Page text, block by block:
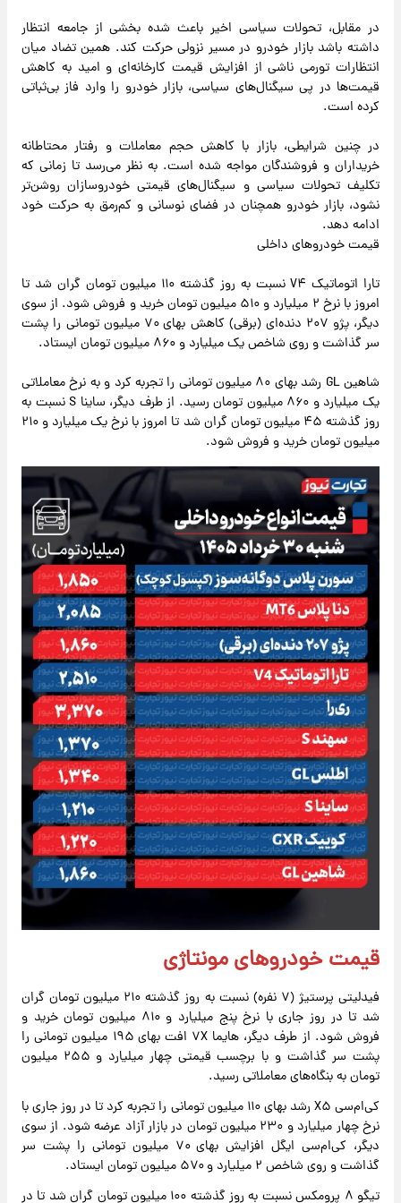
در مقابل، تحولات سیاسی اخیر باعث شده بخشی از جامعه انتظار
داشته باشد بازار خودرو در مسیر نزولی حرکت کند. همین تضاد میان
انتظارات تورمی ناشی از افزایش قیمت کارخانه‌ای و امید به کاهش
قیمت‌ها در پی سیگنال‌های سیاسی، بازار خودرو را وارد فاز بی‌ثباتی
کرده است.
در چنین شرایطی، بازار با کاهش حجم معاملات و رفتار محتاطانه
خریداران و فروشندگان مواجه شده است. به نظر می‌رسد تا زمانی که
تکلیف تحولات سیاسی و سیگنال‌های قیمتی خودروسازان روشن‌تر
نشود، بازار خودرو همچنان در فضای نوسانی و کم‌رمق به حرکت خود
ادامه دهد.
قیمت خودروهای داخلی
تارا اتوماتیک V۴ نسبت به روز گذشته ۱۱۰ میلیون تومان گران شد تا
امروز با نرخ ۲ میلیارد و ۵۱۰ میلیون تومان خرید و فروش شود. از سوی
دیگر، پژو ۲۰۷ دنده‌ای (برقی) کاهش بهای ۷۰ میلیون تومانی را پشت
سر گذاشت و روی شاخص یک میلیارد و ۸۶۰ میلیون تومان ایستاد.
شاهین GL رشد بهای ۸۰ میلیون تومانی را تجربه کرد و به نرخ معاملاتی
یک میلیارد و ۸۶۰ میلیون تومان رسید. از طرف دیگر، ساینا S نسبت به
روز گذشته ۴۵ میلیون تومان گران شد تا امروز با نرخ یک میلیارد و ۲۱۰
میلیون تومان خرید و فروش شود.
قیمت خودروهای مونتاژی
فیدلیتی پرستیژ (۷ نفره) نسبت به روز گذشته ۲۱۰ میلیون تومان گران
شد تا در روز جاری با نرخ پنج میلیارد و ۸۱۰ میلیون تومان خرید و
فروش شود. از طرف دیگر، هایما ۷X افت بهای ۱۹۵ میلیون تومانی را
پشت سر گذاشت و با برچسب قیمتی چهار میلیارد و ۲۵۵ میلیون
تومان به بنگاه‌های معاملاتی رسید.
کی‌ام‌سی X۵ رشد بهای ۱۱۰ میلیون تومانی را تجربه کرد تا در روز جاری با
نرخ چهار میلیارد و ۲۳۰ میلیون تومان در بازار آزاد عرضه شود. از سوی
دیگر، کی‌ام‌سی ایگل افزایش بهای ۷۰ میلیون تومانی را پشت سر
گذاشت و روی شاخص ۲ میلیارد و ۵۷۰ میلیون تومان ایستاد.
تیگو ۸ پرومکس نسبت به روز گذشته ۱۰۰ میلیون تومان گران شد تا در